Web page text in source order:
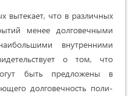
вытекает, что в различных
менее долговечными
внутренними
о том, что
быть предло­жены в
долговечность поли­